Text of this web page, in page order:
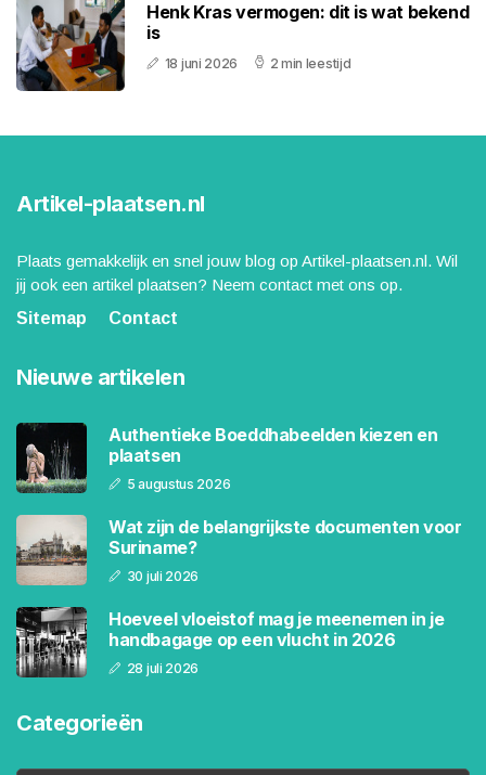
Henk Kras vermogen: dit is wat bekend
is
18 juni 2026 2 min leestijd
Artikel-plaatsen.nl
Plaats gemakkelijk en snel jouw blog op Artikel-plaatsen.nl. Wil
jij ook een artikel plaatsen? Neem contact met ons op.
Sitemap
Contact
Nieuwe artikelen
Authentieke Boeddhabeelden kiezen en
plaatsen
5 augustus 2026
Wat zijn de belangrijkste documenten voor
Suriname?
30 juli 2026
Hoeveel vloeistof mag je meenemen in je
handbagage op een vlucht in 2026
28 juli 2026
Categorieën